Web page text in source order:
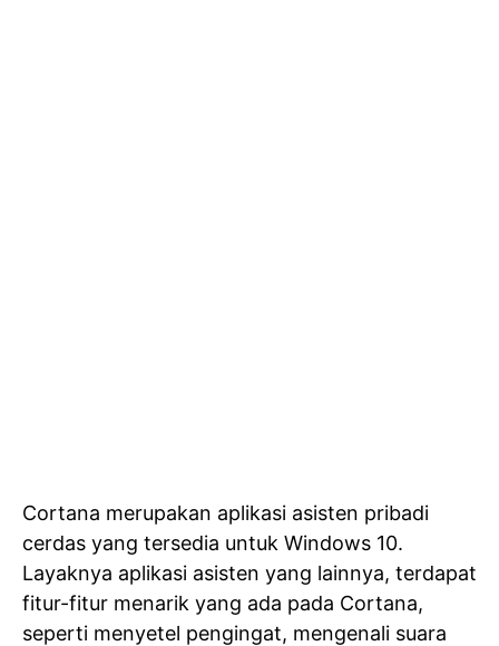
Cortana merupakan aplikasi asisten pribadi
cerdas yang tersedia untuk Windows 10.
Layaknya aplikasi asisten yang lainnya, terdapat
fitur-fitur menarik yang ada pada Cortana,
seperti menyetel pengingat, mengenali suara